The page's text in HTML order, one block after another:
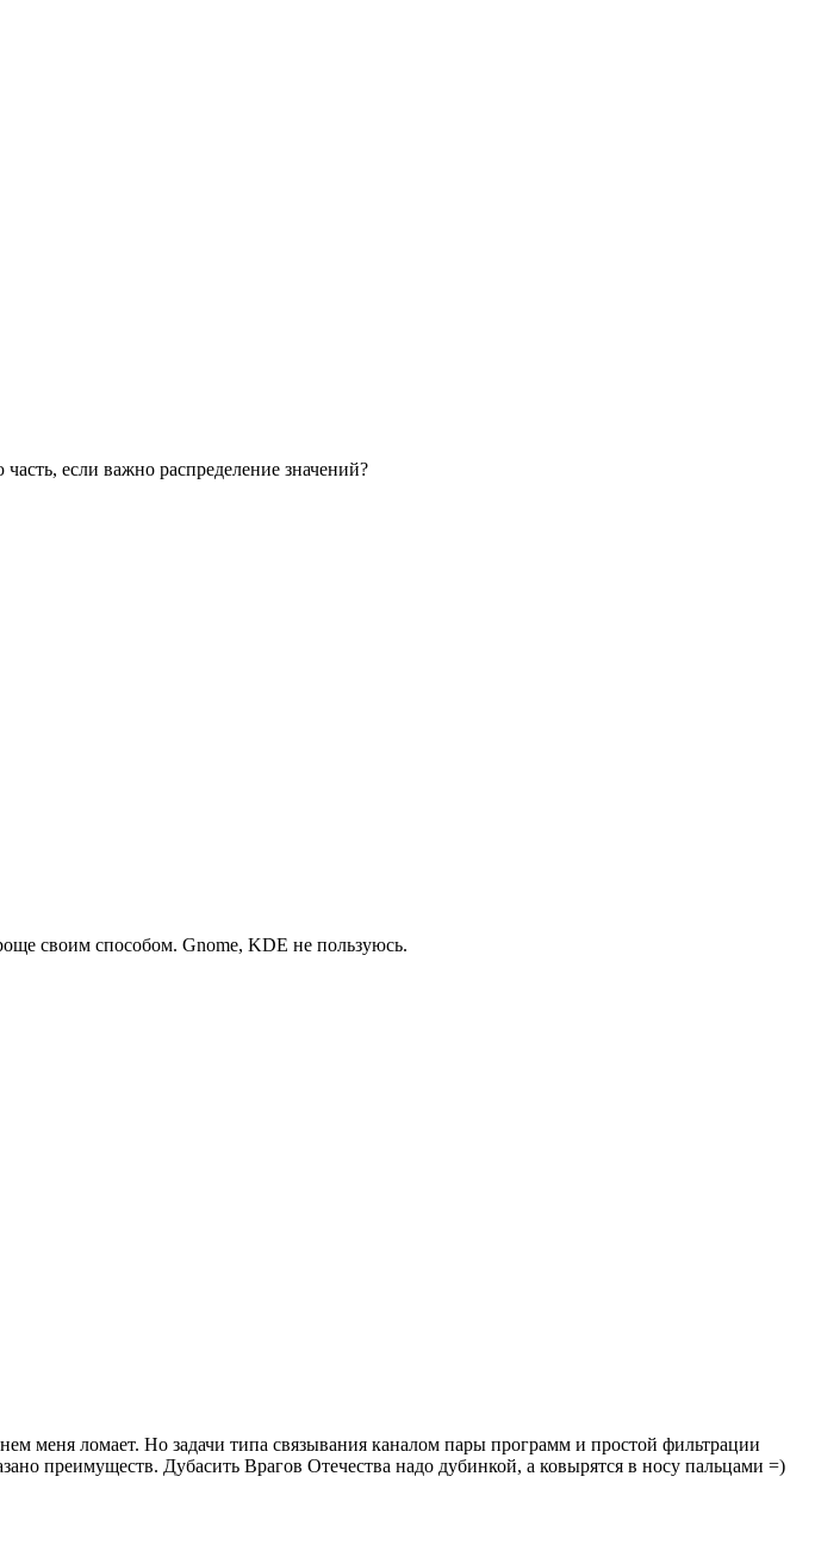
если важно распределение значений?
своим способом. Gnome, KDE не пользуюсь.
меня ломает. Но задачи типа связывания каналом пары программ и простой фильтрации
преимуществ. Дубасить Врагов Отечества надо дубинкой, а ковырятся в носу пальцами =)